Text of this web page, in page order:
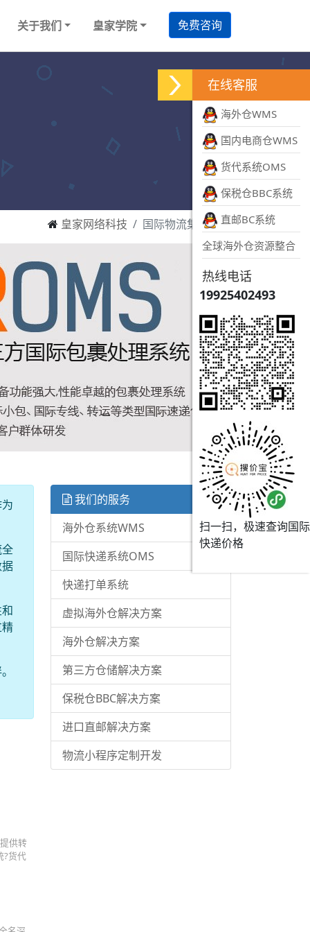
关于我们 皇家学院 免费咨询
皇家网络科技 国际物流集运系统
供转
?货代
我们的服务
海外仓系统WMS
国际快递系统OMS
快递打单系统
虚拟海外仓解决方案
海外仓解决方案
第三方仓储解决方案
保税仓BBC解决方案
进口直邮解决方案
物流小程序定制开发
在线客服
海外仓WMS
国内电商仓WMS
货代系统OMS
保税仓BBC系统
直邮BC系统
全球海外仓资源整合
热线电话
19925402493
扫一扫，极速查询国际
快递价格